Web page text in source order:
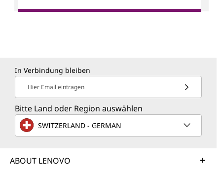
In Verbindung bleiben
Hier Email eintragen
Bitte Land oder Region auswählen
SWITZERLAND - GERMAN
ABOUT LENOVO